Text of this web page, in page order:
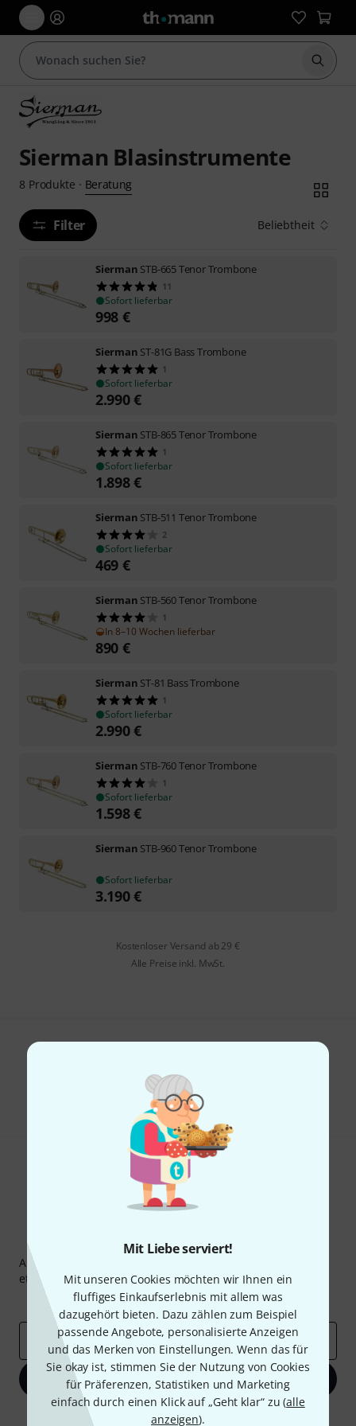
Mit Liebe serviert!
Mit unseren Cookies möchten wir Ihnen ein
fluffiges Einkaufserlebnis mit allem was
dazugehört bieten. Dazu zählen zum Beispiel
passende Angebote, personalisierte Anzeigen
und das Merken von Einstellungen. Wenn das für
Sie okay ist, stimmen Sie der Nutzung von Cookies
für Präferenzen, Statistiken und Marketing
einfach durch einen Klick auf „Geht klar“ zu (alle
anzeigen).
Suche
Sierman Blasinstrumente
8 Produkte · Beratung
Filter Beliebtheit
Sierman STB-665 Tenor Trombone
11
Sofort lieferbar
998 €
Sierman ST-81G Bass Trombone
1
Sofort lieferbar
2.990€
Sierman STB-865 Tenor Trombone
1
Sofort lieferbar
1.898€
Sierman STB-511 Tenor Trombone
2
Sofort lieferbar
469 €
Sierman STB-560 Tenor Trombone
1
In 8–10 Wochen lieferbar
890 €
Sierman ST-81 Bass Trombone
1
Sofort lieferbar
2.990€
Sierman STB-760 Tenor Trombone
1
Sofort lieferbar
1.598€
Sierman STB-960 Tenor Trombone
Sofort lieferbar
3.190€
Kostenloser Versand ab 29 €
Alle Preise inkl. MwSt.
Hilfe & Feedback
Thomann Newsletter
Abonniere den Thomann Newsletter und gewinne mit
etwas Glück einen von50 Gutscheinenüber jeweils
Inspirierende Beiträge
Deals Thomann Insights
E-Mail-Adresse*
Jetzt anmelden
Mit Klick auf „Jetzt anmelden“ stimmen Sie dem Erhalt von E-Mail-